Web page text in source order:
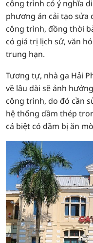
công trình có ý nghĩa
phương án cải tạo sửa
công trình, đồng thời
có giá trị lịch sử, văn
trung hạn.
Tương tự, nhà ga Hải
về lâu dài sẽ ảnh
công trình, do đó cần
hệ thống dầm thép
cá biệt có dầm bị ăn